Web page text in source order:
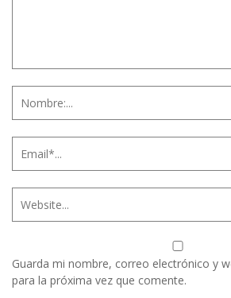
Guarda mi nombre, correo electrónico y
para la próxima vez que comente.